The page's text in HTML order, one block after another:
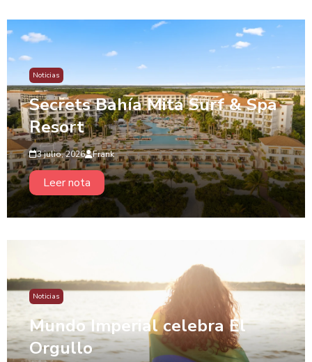
Noticias
Secrets Bahía Mita Surf & Spa
Resort
3 julio, 2026 Frank
Leer nota
Noticias
Mundo Imperial celebra El
Orgullo